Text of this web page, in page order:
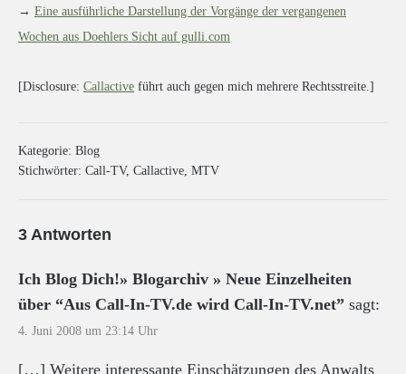
→ Eine ausführliche Darstellung der Vorgänge der vergangenen
Wochen aus Doehlers Sicht auf gulli.com
[Disclosure: Callactive führt auch gegen mich mehrere Rechtsstreite.]
Kategorie: Blog
Stichwörter: Call-TV, Callactive, MTV
3 Antworten
Ich Blog Dich!» Blogarchiv » Neue Einzelheiten
über “Aus Call-In-TV.de wird Call-In-TV.net” sagt:
4. Juni 2008 um 23:14 Uhr
[…] Weitere interessante Einschätzungen des Anwalts